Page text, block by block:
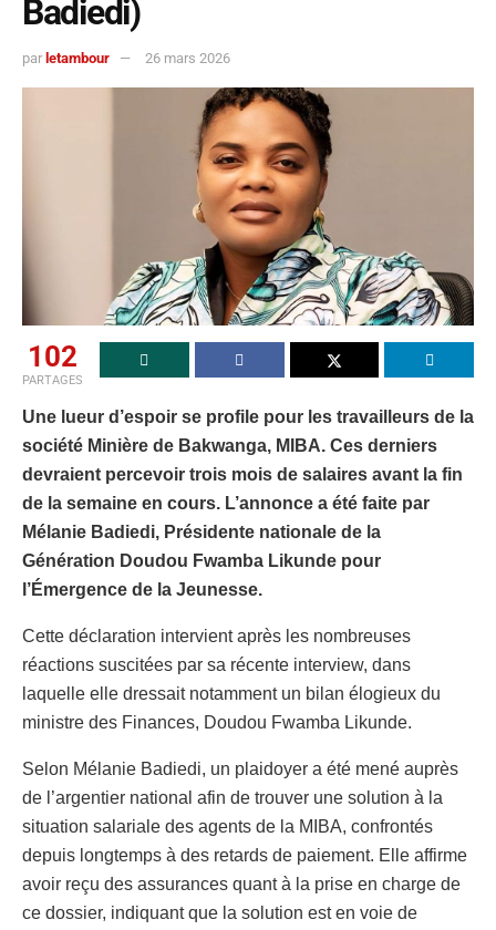
Badiedi)
par letambour 26 mars 2026
102
PARTAGES
Une lueur d’espoir se profile pour les travailleurs de la
société Minière de Bakwanga, MIBA. Ces derniers
devraient percevoir trois mois de salaires avant la fin
de la semaine en cours. L’annonce a été faite par
Mélanie Badiedi, Présidente nationale de la
Génération Doudou Fwamba Likunde pour
l’Émergence de la Jeunesse.
Cette déclaration intervient après les nombreuses
réactions suscitées par sa récente interview, dans
laquelle elle dressait notamment un bilan élogieux du
ministre des Finances, Doudou Fwamba Likunde.
Selon Mélanie Badiedi, un plaidoyer a été mené auprès
de l’argentier national afin de trouver une solution à la
situation salariale des agents de la MIBA, confrontés
depuis longtemps à des retards de paiement. Elle affirme
avoir reçu des assurances quant à la prise en charge de
ce dossier, indiquant que la solution est en voie de